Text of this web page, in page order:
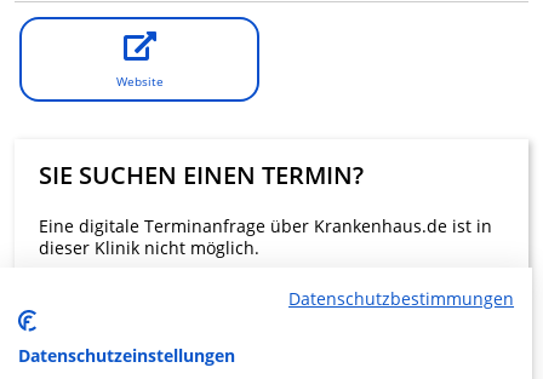
Website
SIE SUCHEN EINEN TERMIN?
Eine digitale Terminanfrage über Krankenhaus.de ist in
dieser Klinik nicht möglich.
Datenschutzbestimmungen
Datenschutzeinstellungen